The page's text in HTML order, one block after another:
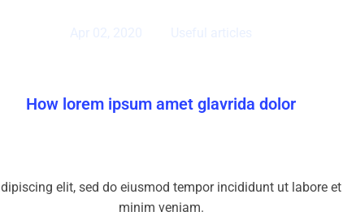
How lorem ipsum amet glavrida dolor
elit, sed do eiusmod tempor incididunt ut labore
minim veniam.